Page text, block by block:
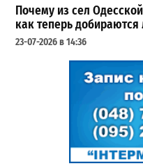
Почему из сел
как теперь
23-07-2026 в 14:36